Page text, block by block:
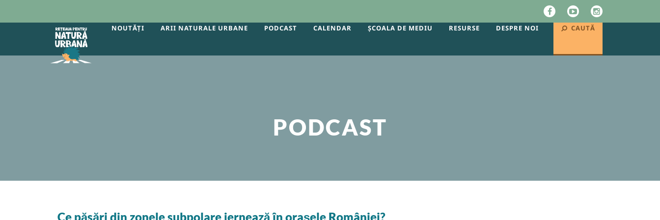
NOUTĂȚI ARII NATURALE URBANE PODCAST CALENDAR ȘCOALA DE MEDIU RESURSE DESPRE NOI CAUTĂ
PODCAST
Ce păsări din zonele subpolare iernează în orașele României?